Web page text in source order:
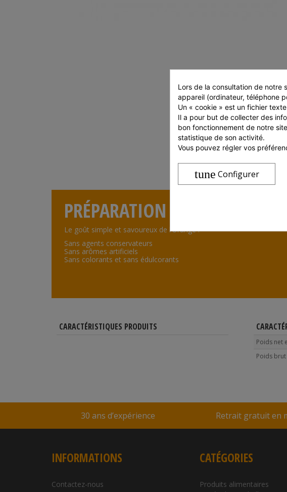
PRÉPARATION
Le goût simple et savoureux de l’Orange !
Sans agents conservateurs
Sans arômes artificiels
Sans colorants et sans édulcorants
CARACTÉRISTIQUES PRODUITS
Poids net
Poids brut
30 ans d’expérience Retrait gratuit en
INFORMATIONS
Contactez-nous
CATÉGORIES
Produits alimentaires
Lors de la consultation de notre
appareil (ordinateur, téléphone
Un « cookie » est un fichier
Il a pour but de collecter des
bon fonctionnement de notre
statistique de son activité.
Vous pouvez régler vos
tune Configurer